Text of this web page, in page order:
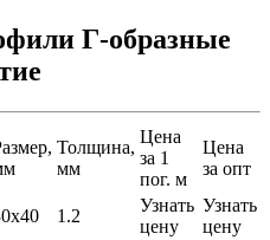
Г-образные
Толщина,
мм
Цена
за 1
пог. м
Цена
за опт
1.2
Узнать
цену
Узнать
цену